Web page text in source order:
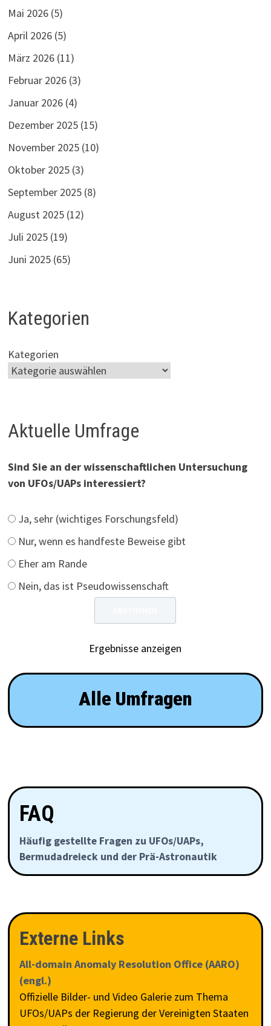
Mai 2026 (5)
April 2026 (5)
März 2026 (11)
Februar 2026 (3)
Januar 2026 (4)
Dezember 2025 (15)
November 2025 (10)
Oktober 2025 (3)
September 2025 (8)
August 2025 (12)
Juli 2025 (19)
Juni 2025 (65)
Kategorien
Kategorien
Aktuelle Umfrage
Sind Sie an der wissenschaftlichen Untersuchung
von UFOs/UAPs interessiert?
Ja, sehr (wichtiges Forschungsfeld)
Nur, wenn es handfeste Beweise gibt
Eher am Rande
Nein, das ist Pseudowissenschaft
Ergebnisse anzeigen
Alle Umfragen
FAQ
Häufig gestellte Fragen zu UFOs/UAPs,
Bermudadreieck und der Prä-Astronautik
Externe Links
All-domain Anomaly Resolution Office (AARO)
(engl.)
Offizielle Bilder- und Video Galerie zum Thema
UFOs/UAPs der Regierung der Vereinigten Staaten